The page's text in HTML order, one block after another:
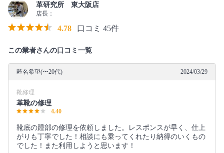
革研究所 東大阪店
店長：
4.78 口コミ 45件
この業者さんの口コミ一覧
匿名希望(〜20代) 2024/03/29
靴修理
革靴の修理
4.40
靴底の踵部の修理を依頼しました。レスポンスが早く、仕上
がりも丁寧でした！相談にも乗ってくれたり納得のいくもの
でした！また利用しようと思います！